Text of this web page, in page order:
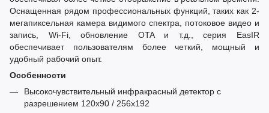
Оснащенная рядом профессиональных функций, таких как 2-
мегапиксельная камера видимого спектра, потоковое видео и
запись, Wi-Fi, обновление OTA и т.д., серия EasIR
обеспечивает пользователям более четкий, мощный и
удобный рабочий опыт.
Особенности
Высокочувствительный инфракрасный детектор с
разрешением 120x90 / 256x192